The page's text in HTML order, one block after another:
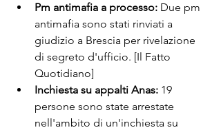
Pm antimafia a processo: Due pm
antimafia sono stati rinviati a
giudizio a Brescia per rivelazione
di segreto d'ufficio. [Il Fatto
Quotidiano]
Inchiesta su appalti Anas: 19
persone sono state arrestate
nell'ambito di un'inchiesta su